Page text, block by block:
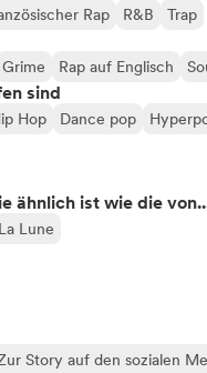
Rap R&B Trap
Grime Rap auf Englisch
sind
Hop Dance pop
ähnlich ist wie die
Lune
Story auf den sozialen